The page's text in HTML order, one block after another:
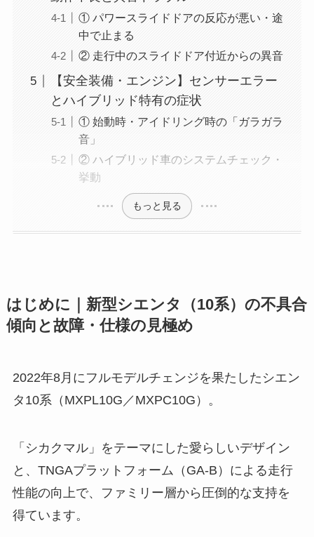
① パワースライドドアの反応が悪い・途
中で止まる
② 走行中のスライドドア付近からの異音
【安全装備・エンジン】センサーエラー
とハイブリッド特有の症状
① 始動時・アイドリング時の「ガラガラ
音」
② ハイブリッド車のシステムチェック・
挙動
もっと見る
はじめに｜新型シエンタ（10系）の不具合
傾向と故障・仕様の見極め
2022年8月にフルモデルチェンジを果たしたシエン
タ10系（MXPL10G／MXPC10G）。
「シカクマル」をテーマにした愛らしいデザイン
と、TNGAプラットフォーム（GA-B）による走行
性能の向上で、ファミリー層から圧倒的な支持を
得ています。